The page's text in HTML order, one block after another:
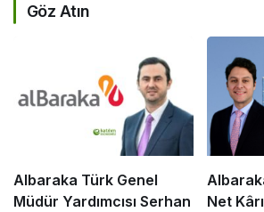
Göz Atın
Albaraka Türk Genel
Müdür Yardımcısı Serhan
Net